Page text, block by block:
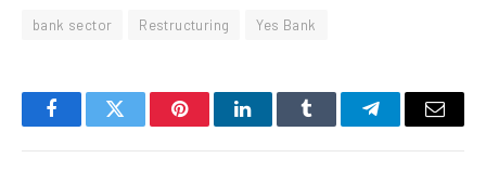
bank sector Restructuring Yes Bank
FacebookTwitter PinterestLinkedInTumblr TelegramEmail